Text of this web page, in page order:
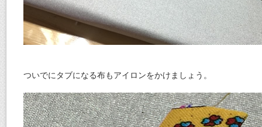
ついでにタブになる布もアイロンをかけましょう。